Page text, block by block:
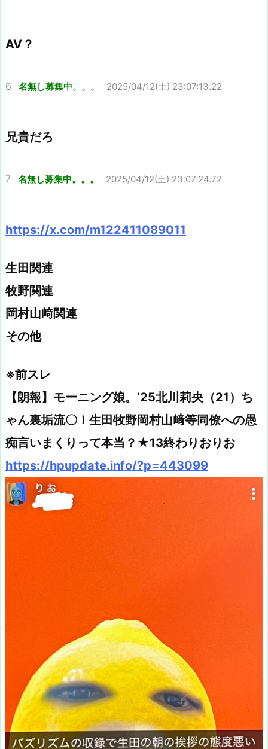
AV？
6 名無し募集中。。。 2025/04/12(土) 23:07:13.22
兄貴だろ
7 名無し募集中。。。 2025/04/12(土) 23:07:24.72
https://x.com/m122411089011
生田関連
牧野関連
岡村山﨑関連
その他
※前スレ
【朗報】モーニング娘。’25北川莉央（21）ち
ゃん裏垢流〇！生田牧野岡村山﨑等同僚への愚
痴言いまくりって本当？★13終わりおりお
https://hpupdate.info/?p=443099